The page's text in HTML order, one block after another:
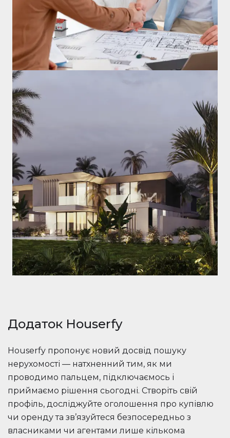
Додаток Houserfy
Houserfy пропонує новий досвід пошуку
нерухомості — натхненний тим, як ми
проводимо пальцем, підключаємось і
приймаємо рішення сьогодні. Створіть свій
профіль, досліджуйте оголошення про купівлю
чи оренду та зв’язуйтеся безпосередньо з
власниками чи агентами лише кількома